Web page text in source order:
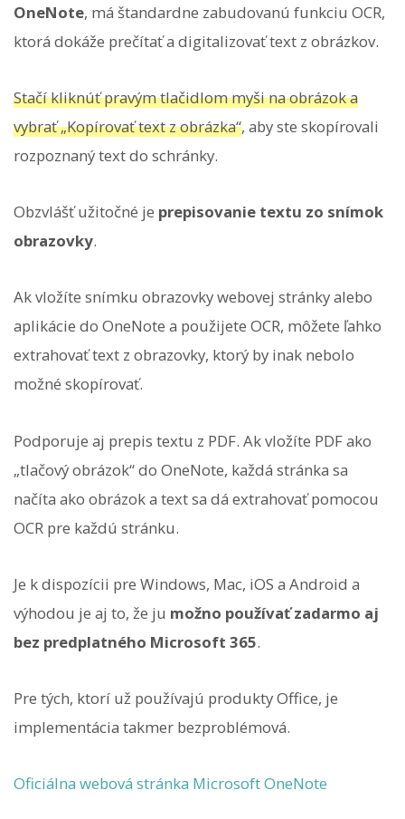
OneNote, má štandardne zabudovanú funkciu OCR,
ktorá dokáže prečítať a digitalizovať text z obrázkov.
Stačí kliknúť pravým tlačidlom myši na obrázok a
vybrať „Kopírovať text z obrázka“, aby ste skopírovali
rozpoznaný text do schránky.
Obzvlášť užitočné je prepisovanie textu zo snímok
obrazovky.
Ak vložíte snímku obrazovky webovej stránky alebo
aplikácie do OneNote a použijete OCR, môžete ľahko
extrahovať text z obrazovky, ktorý by inak nebolo
možné skopírovať.
Podporuje aj prepis textu z PDF. Ak vložíte PDF ako
„tlačový obrázok“ do OneNote, každá stránka sa
načíta ako obrázok a text sa dá extrahovať pomocou
OCR pre každú stránku.
Je k dispozícii pre Windows, Mac, iOS a Android a
výhodou je aj to, že ju možno používať zadarmo aj
bez predplatného Microsoft 365.
Pre tých, ktorí už používajú produkty Office, je
implementácia takmer bezproblémová.
Oficiálna webová stránka Microsoft OneNote